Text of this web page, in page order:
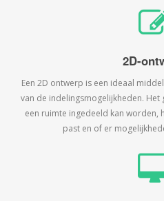
2D-
Een 2D ontwerp is een ideaal
van de indelingsmogelijkheden.
een ruimte ingedeeld kan worden,
past en of er